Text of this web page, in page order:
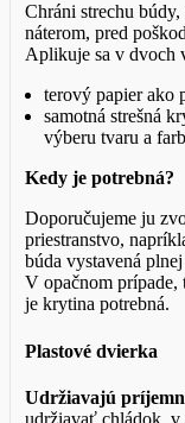
Chráni strechu búdy,
náterom, pred
Aplikuje sa v dvoch
terový papier ako
samotná strešná
výberu tvaru a
Kedy je potrebná?
Doporučujeme ju
priestranstvo,
búda vystavená
V opačnom prípade,
je krytina potrebná.
Plastové dvierka
Udržiavajú
udržiavať chládok, v